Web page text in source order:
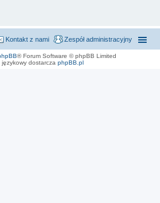
Zespół administracyjny
Kontakt z nami
® Forum Software © phpBB Limited
dostarcza phpBB.pl